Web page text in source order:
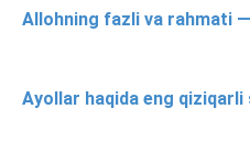
Allohning fazli va rahmati
Ayollar haqida eng